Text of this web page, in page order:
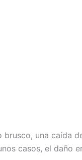
una caída
casos, el daño